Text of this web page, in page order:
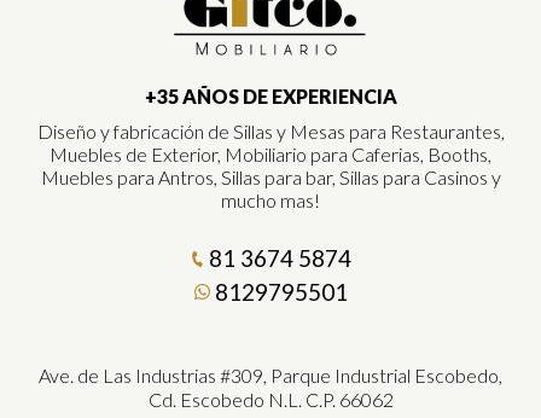
+35 AÑOS DE EXPERIENCIA
Diseño y fabricación de Sillas y Mesas para Restaurantes,
Muebles de Exterior, Mobiliario para Caferias, Booths,
Muebles para Antros, Sillas para bar, Sillas para Casinos y
mucho mas!
81 3674 5874
8129795501
Ave. de Las Industrias #309, Parque Industrial Escobedo,
Cd. Escobedo N.L. C.P. 66062